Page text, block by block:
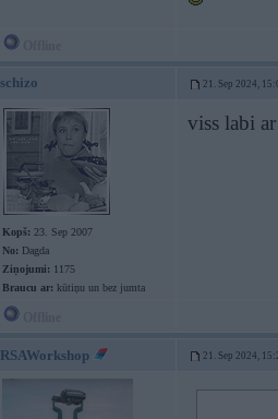
schizo 21. Sep 2024,
Kopš: 23. Sep 2007
No: Dagda
Ziņojumi: 1175
Braucu ar: kūtiņu un bez jumta
viss labi
RSAWorkshop 21. Sep 2024,